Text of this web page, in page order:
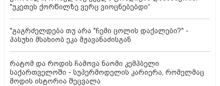
"უკეთეს ქორწილზე ვერც ვიოცნებებდი“
"გაგრძელდება თუ არა "ჩემი ცოლის დაქალები?" -
პასუხი მსახიობ ეკა მჟავანაძისგან
რატომ და როდის ჩამოვა ნაომი კემპბელი
საქართველოში - სუპერმოდელის კარიერა, რომელმაც
მოდის ისტორია შეცვალა